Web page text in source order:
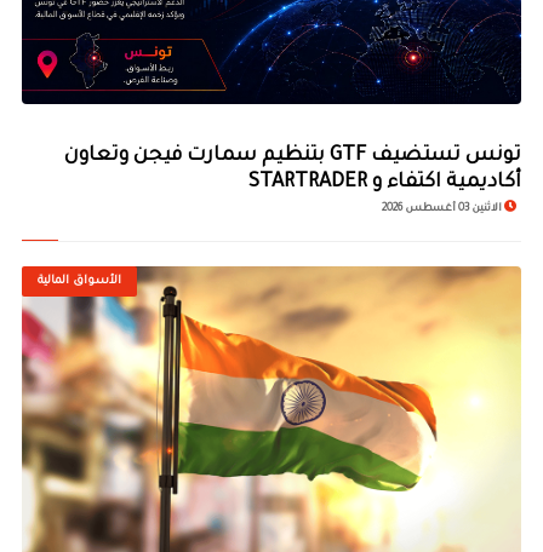
© Image Copyrights Title
تونس تستضيف GTF بتنظيم سمارت فيجن وتعاون
أكاديمية اكتفاء و STARTRADER
الاثنين 03 أغسطس 2026
الأسواق المالية